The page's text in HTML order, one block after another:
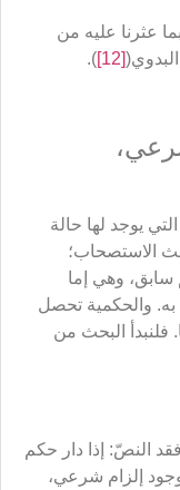
عثرنا عليه من
[12]
).
يوجد لها حالة
الاستصحاب؛
سابق، وهي إما
به. والحكمية تحصل
فلنبدأ البحث من
فقد النصّ: إذا دار حكم
إلزام شرعي،